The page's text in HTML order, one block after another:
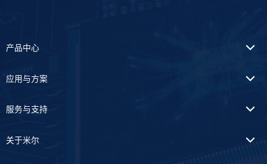
产品中心
应用与方案
服务与支持
关于米尔